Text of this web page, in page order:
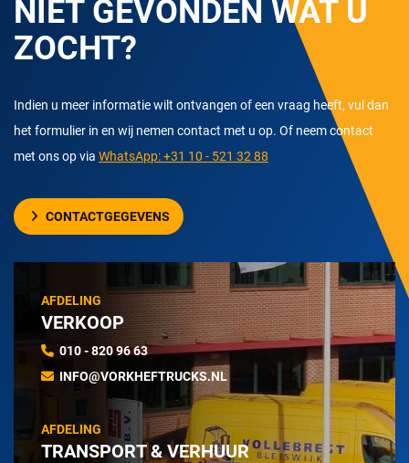
NIET GEVONDEN WAT U
ZOCHT?
Indien u meer informatie wilt ontvangen of een vraag heeft, vul dan
het formulier in en wij nemen contact met u op. Of neem contact
met ons op via WhatsApp: +31 10 - 521 32 88
CONTACTGEGEVENS
AFDELING
VERKOOP
010 - 820 96 63
INFO@VORKHEFTRUCKS.NL
AFDELING
TRANSPORT & VERHUUR